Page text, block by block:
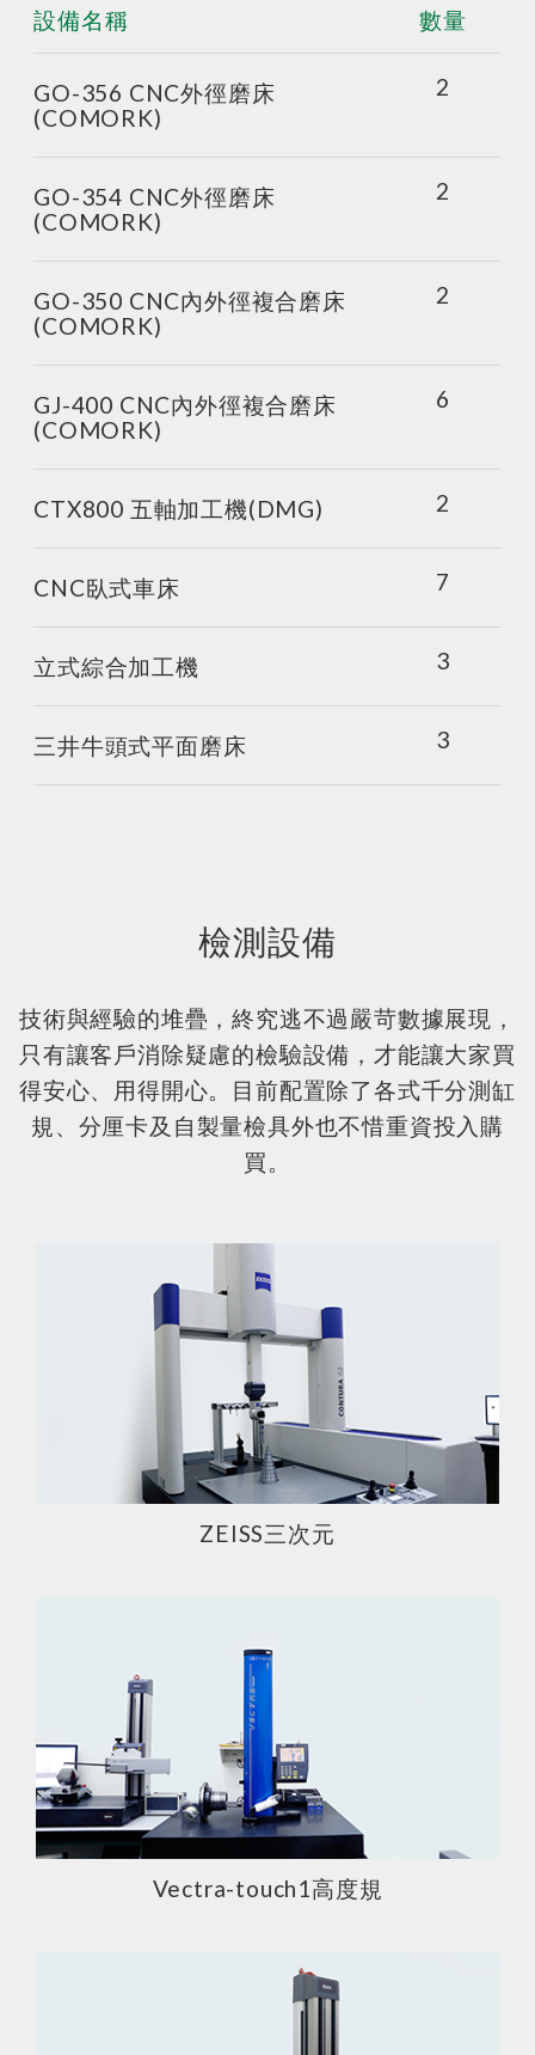
設備名稱 數量
GO-356 CNC外徑磨床
(COMORK)
2
GO-354 CNC外徑磨床
(COMORK)
2
GO-350 CNC內外徑複合磨床
(COMORK)
2
GJ-400 CNC內外徑複合磨床
(COMORK)
6
CTX800 五軸加工機(DMG) 2
CNC臥式車床 7
立式綜合加工機 3
三井牛頭式平面磨床 3
檢測設備
技術與經驗的堆疊，終究逃不過嚴苛數據展現，
只有讓客戶消除疑慮的檢驗設備，才能讓大家買
得安心、用得開心。目前配置除了各式千分測缸
規、分厘卡及自製量檢具外也不惜重資投入購
買。
ZEISS三次元
Vectra-touch1高度規